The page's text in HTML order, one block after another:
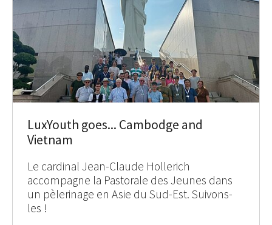
LuxYouth goes... Cambodge and
Vietnam
Le cardinal Jean-Claude Hollerich
accompagne la Pastorale des Jeunes dans
un pèlerinage en Asie du Sud-Est. Suivons-
les !